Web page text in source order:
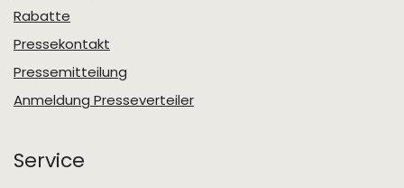
Rabatte
Pressekontakt
Pressemitteilung
Anmeldung Presseverteiler
Service